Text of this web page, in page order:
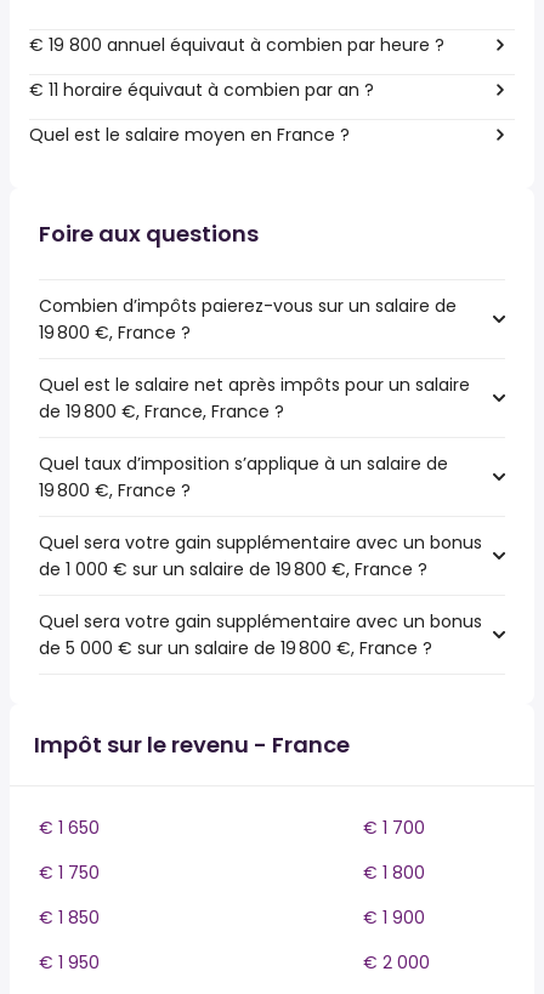
€ 19 800 annuel équivaut à combien par heure ?
€ 11 horaire équivaut à combien par an ?
Quel est le salaire moyen en France ?
Foire aux questions
Combien d’impôts paierez-vous sur un salaire de
19 800 €, France ?
Quel est le salaire net après impôts pour un salaire
de 19 800 €, France, France ?
Quel taux d’imposition s’applique à un salaire de
19 800 €, France ?
Quel sera votre gain supplémentaire avec un bonus
de 1 000 € sur un salaire de 19 800 €, France ?
Quel sera votre gain supplémentaire avec un bonus
de 5 000 € sur un salaire de 19 800 €, France ?
Impôt sur le revenu - France
€ 1 650
€ 1 700
€ 1 750
€ 1 800
€ 1 850
€ 1 900
€ 1 950
€ 2 000